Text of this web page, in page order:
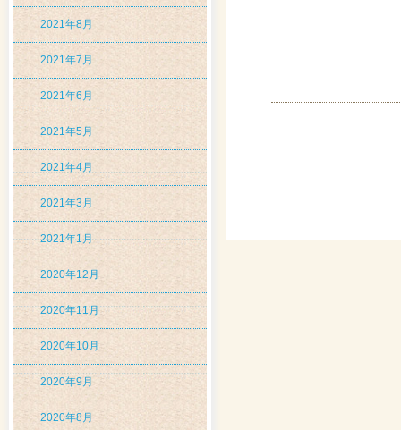
2021年8月
2021年7月
2021年6月
2021年5月
2021年4月
2021年3月
2021年1月
2020年12月
2020年11月
2020年10月
2020年9月
2020年8月